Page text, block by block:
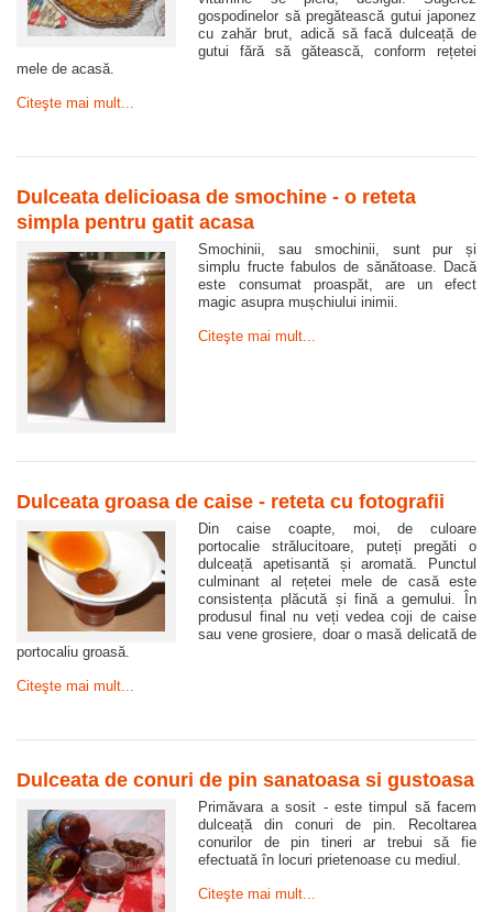
gospodinelor să pregătească gutui japonez
cu zahăr brut, adică să facă dulceață de
gutui fără să gătească, conform rețetei
mele de acasă.
Citeşte mai mult...
Dulceata delicioasa de smochine - o reteta
simpla pentru gatit acasa
Smochinii, sau smochinii, sunt pur și
simplu fructe fabulos de sănătoase. Dacă
este consumat proaspăt, are un efect
magic asupra mușchiului inimii.
Citeşte mai mult...
Dulceata groasa de caise - reteta cu fotografii
Din caise coapte, moi, de culoare
portocalie strălucitoare, puteți pregăti o
dulceață apetisantă și aromată. Punctul
culminant al rețetei mele de casă este
consistența plăcută și fină a gemului. În
produsul final nu veți vedea coji de caise
sau vene grosiere, doar o masă delicată de
portocaliu groasă.
Citeşte mai mult...
Dulceata de conuri de pin sanatoasa si gustoasa
Primăvara a sosit - este timpul să facem
dulceață din conuri de pin. Recoltarea
conurilor de pin tineri ar trebui să fie
efectuată în locuri prietenoase cu mediul.
Citeşte mai mult...